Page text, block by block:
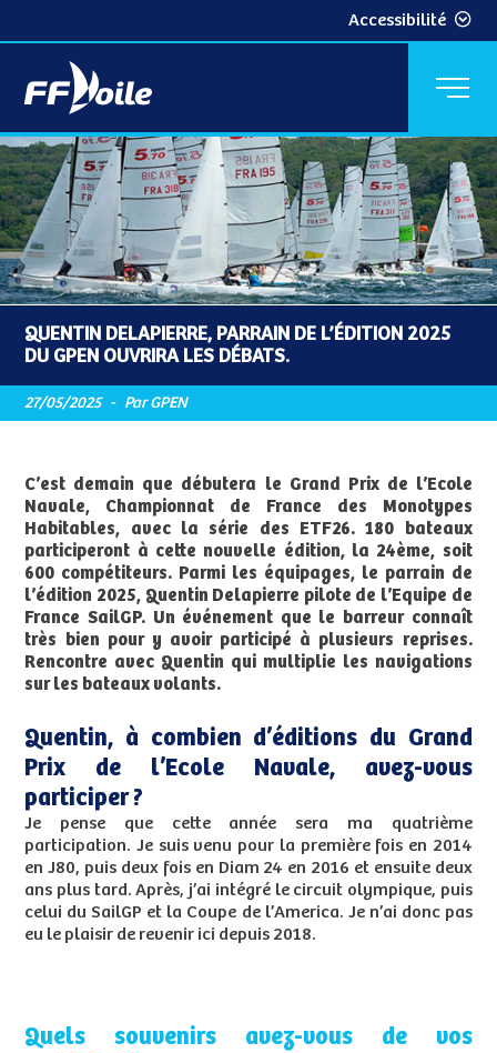
Accessibilité
QUENTIN DELAPIERRE, PARRAIN DE L’ÉDITION 2025
DU GPEN OUVRIRA LES DÉBATS.
27/05/2025 - Par GPEN
C’est demain que débutera le Grand Prix de l’Ecole
Navale, Championnat de France des Monotypes
Habitables, avec la série des ETF26. 180 bateaux
participeront à cette nouvelle édition, la 24ème, soit
600 compétiteurs. Parmi les équipages, le parrain de
l’édition 2025, Quentin Delapierre pilote de l’Equipe de
France SailGP. Un événement que le barreur connaît
très bien pour y avoir participé à plusieurs reprises.
Rencontre avec Quentin qui multiplie les navigations
sur les bateaux volants.
Quentin, à combien d’éditions du Grand
Prix de l’Ecole Navale, avez-vous
participer ?
Je pense que cette année sera ma quatrième
participation. Je suis venu pour la première fois en 2014
en J80, puis deux fois en Diam 24 en 2016 et ensuite deux
ans plus tard. Après, j’ai intégré le circuit olympique, puis
celui du SailGP et la Coupe de l’America. Je n’ai donc pas
eu le plaisir de revenir ici depuis 2018.
Quels souvenirs avez-vous de vos